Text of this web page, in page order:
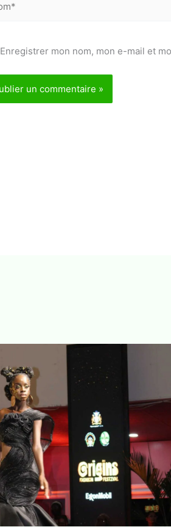
Enregistrer mon nom, mon e-mail et